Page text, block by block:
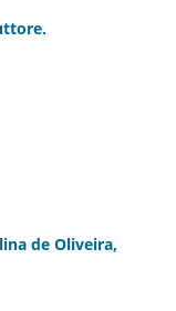
de Oliveira,